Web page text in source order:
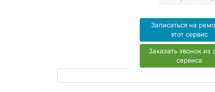
Записаться на
этот сервис
Заказать звонок из
сервиса